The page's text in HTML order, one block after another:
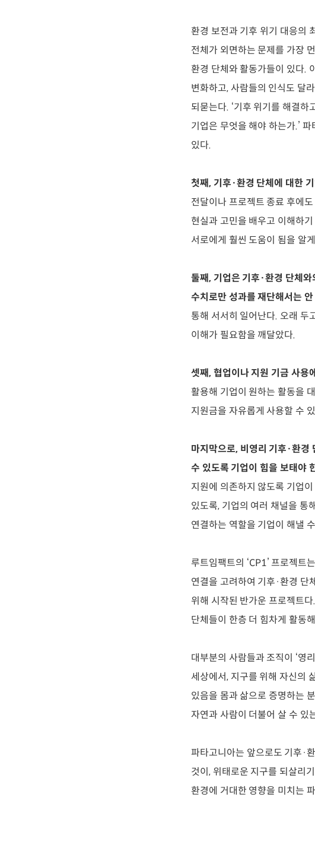
환경 보전과 기후 위기 대응의
전체가 외면하는 문제를 가장
환경 단체와 활동가들이 있다.
변화하고, 사람들의 인식도 달
되묻는다. ‘기후 위기를 해결
기업은 무엇을 해야 하는가.’
있다.
첫째, 기후·환경 단체에 대한
전달이나 프로젝트 종료 후에
현실과 고민을 배우고 이해하
서로에게 훨씬 도움이 됨을 알
둘째, 기업은 기후·환경 단체
수치로만 성과를 재단해서는
통해 서서히 일어난다. 오래 두
이해가 필요함을 깨달았다.
셋째, 협업이나 지원 기금 사용
활용해 기업이 원하는 활동을
지원금을 자유롭게 사용할 수
마지막으로, 비영리 기후·환경
수 있도록 기업이 힘을 보태야
지원에 의존하지 않도록 기업
있도록, 기업의 여러 채널을 통
연결하는 역할을 기업이 해낼
루트임팩트의 ‘CP1’ 프로젝트
연결을 고려하여 기후·환경 단
위해 시작된 반가운 프로젝트
단체들이 한층 더 힘차게 활동
대부분의 사람들과 조직이 ‘영
세상에서, 지구를 위해 자신의
있음을 몸과 삶으로 증명하는
자연과 사람이 더불어 살 수 있
파타고니아는 앞으로도 기후·
것이, 위태로운 지구를 되살리
환경에 거대한 영향을 미치는